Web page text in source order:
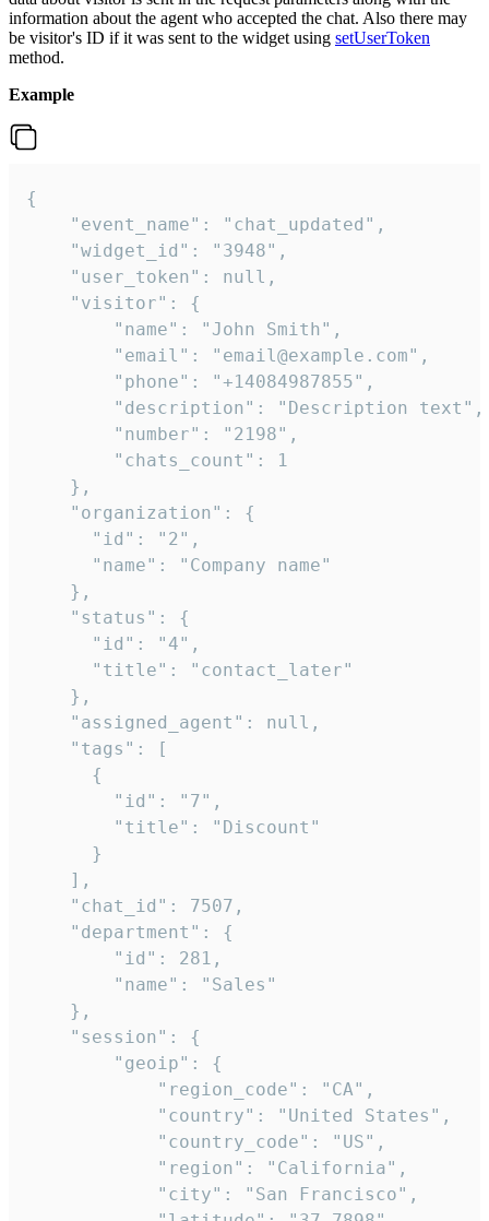
information about the agent who accepted the chat. Also there may
be visitor's ID if it was sent to the widget using setUserToken
method.
Example
{
    "event_name": "chat_updated",
    "widget_id": "3948",
    "user_token": null,
    "visitor": {
        "name": "John Smith",
        "email": "email@example.com",
        "phone": "+14084987855",
        "description": "Description text",
        "number": "2198",
        "chats_count": 1
    },
    "organization": {
      "id": "2",
      "name": "Company name"
    },
    "status": {
      "id": "4",
      "title": "contact_later"
    },
    "assigned_agent": null,
    "tags": [
      {
        "id": "7",
        "title": "Discount"
      }
    ],
    "chat_id": 7507,
    "department": {
        "id": 281,
        "name": "Sales"
    },
    "session": {
        "geoip": {
            "region_code": "CA",
            "country": "United States",
            "country_code": "US",
            "region": "California",
            "city": "San Francisco",